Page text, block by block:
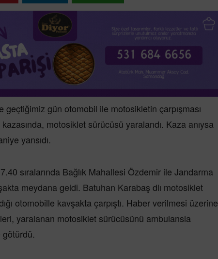
geçtiğimiz gün otomobil ile motosikletin çarpışması
motosiklet sürücüsü yaralandı. Kaza anıysa
yansıdı.
sıralarında Bağlık Mahallesi Özdemir ile Jandarma
meydana geldi. Batuhan Karabaş dlı motosiklet
otomobille kavşakta çarpıştı. Haber verilmesi üzerine
yaralanan motosiklet sürücüsünü ambulansla